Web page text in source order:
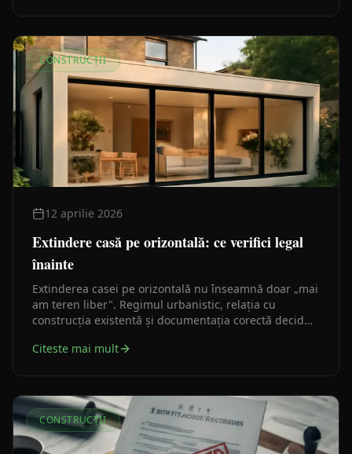
CONSTRUCȚII
12 aprilie 2026
Extindere casă pe orizontală: ce verifici legal
înainte
Extinderea casei pe orizontală nu înseamnă doar „mai
am teren liber". Regimul urbanistic, relația cu
construcția existentă și documentația corectă decid
Citeste mai mult
CONSTRUCȚII